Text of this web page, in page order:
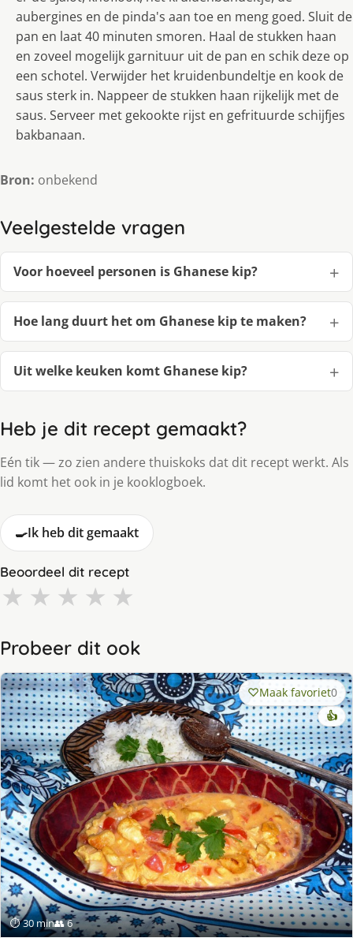
aubergines en de pinda's aan toe en meng goed. Sluit de
pan en laat 40 minuten smoren. Haal de stukken haan
en zoveel mogelijk garnituur uit de pan en schik deze op
een schotel. Verwijder het kruidenbundeltje en kook de
saus sterk in. Nappeer de stukken haan rijkelijk met de
saus. Serveer met gekookte rijst en gefrituurde schijfjes
bakbanaan.
Bron: onbekend
Veelgestelde vragen
Voor hoeveel personen is Ghanese kip?
Hoe lang duurt het om Ghanese kip te maken?
Uit welke keuken komt Ghanese kip?
Heb je dit recept gemaakt?
Eén tik — zo zien andere thuiskoks dat dit recept werkt. Als
lid komt het ook in je kooklogboek.
🍳Ik heb dit gemaakt
Beoordeel dit recept
★ ★ ★ ★ ★
Probeer dit ook
⏱ 30 min👥 6
Maak favoriet0
👍